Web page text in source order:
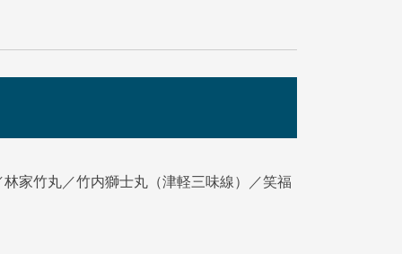
家竹丸／竹内獅士丸（津軽三味線）／笑福